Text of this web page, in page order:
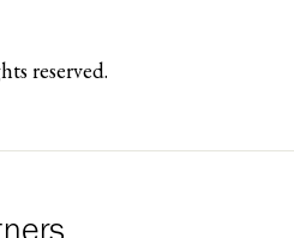
reserved.